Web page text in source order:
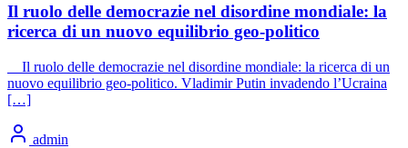
Il ruolo delle democrazie nel disordine mondiale: la
ricerca di un nuovo equilibrio geo-politico
Il ruolo delle democrazie nel disordine mondiale: la ricerca di un
nuovo equilibrio geo-politico. Vladimir Putin invadendo l’Ucraina
[…]
admin